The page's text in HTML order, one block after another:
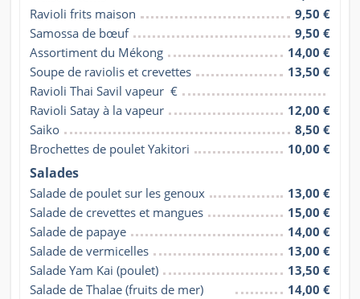
Ravioli frits maison
9,50 €
Samossa de bœuf
9,50 €
Assortiment du Mékong
14,00 €
Soupe de raviolis et crevettes
13,50 €
Ravioli Thai Savil vapeur  €
Ravioli Satay à la vapeur
12,00 €
Saiko
8,50 €
Brochettes de poulet Yakitori
10,00 €
Salades
Salade de poulet sur les genoux
13,00 €
Salade de crevettes et mangues
15,00 €
Salade de papaye
14,00 €
Salade de vermicelles
13,00 €
Salade Yam Kai (poulet)
13,50 €
Salade de Thalae (fruits de mer)
14,00 €